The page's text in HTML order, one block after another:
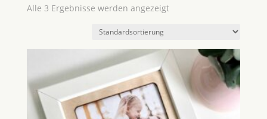
Alle 3 Ergebnisse werden angezeigt